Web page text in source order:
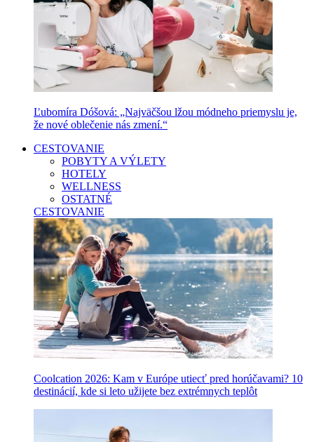
Ľubomíra Dóšová: „Najväčšou lžou módneho priemyslu je,
že nové oblečenie nás zmení.“
CESTOVANIE
POBYTY A VÝLETY
HOTELY
WELLNESS
OSTATNÉ
CESTOVANIE
Coolcation 2026: Kam v Európe utiecť pred horúčavami? 10
destinácií, kde si leto užijete bez extrémnych teplôt